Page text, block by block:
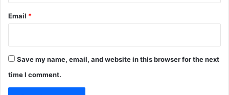
Email *
Save my name, email, and website in this browser for the next
time I comment.